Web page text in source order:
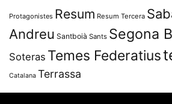
Protagonistes Resum Resum Tercera
Andreu Santboià Sants Segona B
Soteras Temes Federatius
Catalana Terrassa